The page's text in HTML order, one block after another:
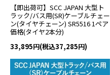
【即出荷可】SCC JAPAN 大型ト
ラック/バス用(SR)ケーブルチェー
ン(タイヤチェーン) SR5516 1ペア
価格(タイヤ2本分)
33,895円(税込37,285円)